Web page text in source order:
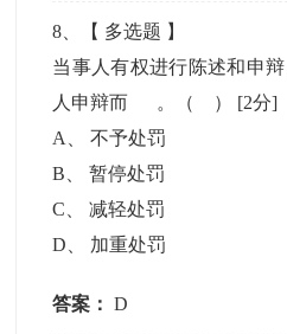
8 、【 多选题 】
当事人有权进行陈述和申
人申辩而 。（ ） [2分]
A
、不予处罚
B 、暂停处罚
C 、减轻处罚
D
加重处罚
答案： D